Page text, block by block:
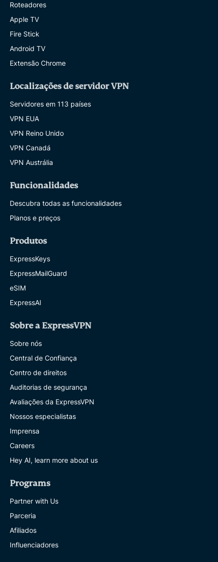
Roteadores
Apple TV
Fire Stick
Android TV
Extensão Chrome
Localizações de servidor VPN
Servidores em 113 países
VPN EUA
VPN Reino Unido
VPN Canadá
VPN Austrália
Funcionalidades
Descubra todas as funcionalidades
Planos e preços
Produtos
ExpressKeys
ExpressMailGuard
eSIM
ExpressAI
Sobre a ExpressVPN
Sobre nós
Central de Confiança
Centro de direitos
Auditorias de segurança
Avaliações da ExpressVPN
Nossos especialistas
Imprensa
Careers
Hey AI, learn more about us
Programs
Partner with Us
Parceria
Afiliados
Influenciadores